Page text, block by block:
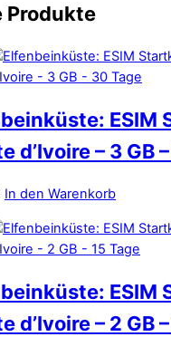
Produkte
ESIM
d’Ivoire – 3 GB
In den Warenkorb
ESIM
d’Ivoire – 2 GB